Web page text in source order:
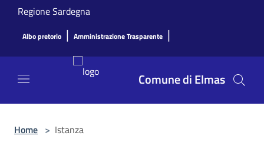
Salta al contenuto principale
Regione Sardegna
Albo pretorio | Amministrazione Trasparente |
Comune di Elmas
Home > Istanza